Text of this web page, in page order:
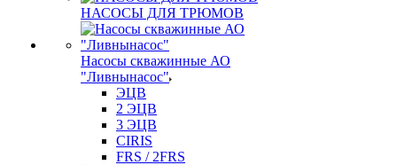
НАСОСЫ ДЛЯ ТРЮМОВ
Насосы скважинные АО
"Ливнынасос"
ЭЦВ
2 ЭЦВ
3 ЭЦВ
CIRIS
FRS / 2FRS